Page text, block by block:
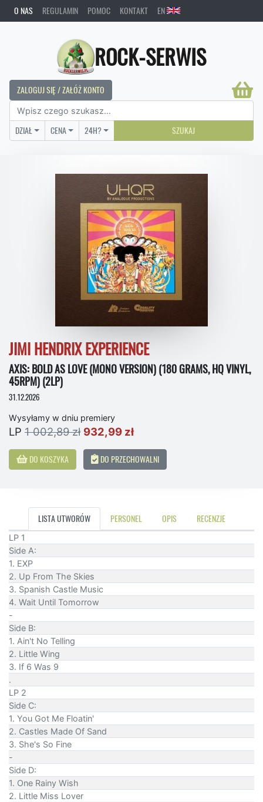
O NAS REGULAMIN POMOC KONTAKT EN
ROCK-SERWIS
ZALOGUJ SIĘ / ZAŁÓŻ KONTO
DZIAŁ CENA 24H? SZUKAJ
JIMI HENDRIX EXPERIENCE
AXIS: BOLD AS LOVE (MONO VERSION) (180 GRAMS, HQ VINYL,
45RPM) (2LP)
31.12.2026
Wysyłamy w dniu premiery
LP 1 002,89 zł 932,99 zł
DO KOSZYKA DO PRZECHOWALNI
LISTA UTWORÓW PERSONEL OPIS RECENZJE
LP 1
Side A:
1. EXP
2. Up From The Skies
3. Spanish Castle Music
4. Wait Until Tomorrow
-
Side B:
1. Ain't No Telling
2. Little Wing
3. If 6 Was 9
.
LP 2
Side C:
1. You Got Me Floatin'
2. Castles Made Of Sand
3. She's So Fine
-
Side D:
1. One Rainy Wish
2. Little Miss Lover